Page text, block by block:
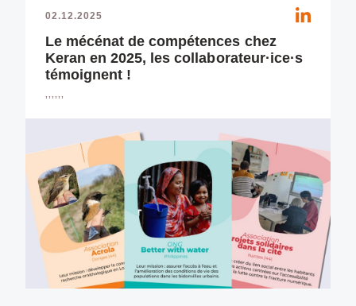
02.12.2025
Le mécénat de compétences chez
Keran en 2025, les collaborateur·ice·s
témoignent !
,,,,,,